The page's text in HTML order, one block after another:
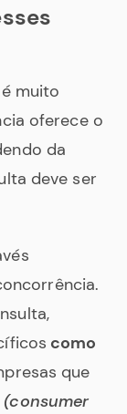
muito
oferece o
da
deve ser
como
que
(consumer